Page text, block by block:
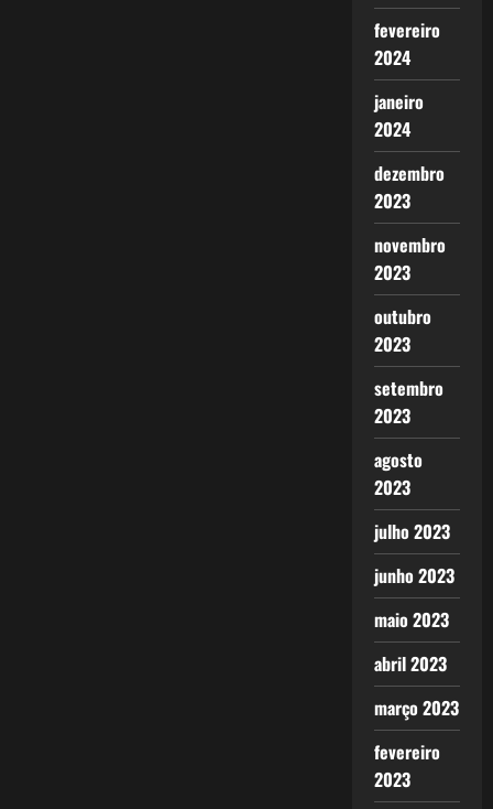
fevereiro
2024
janeiro
2024
dezembro
2023
novembro
2023
outubro
2023
setembro
2023
agosto
2023
julho 2023
junho 2023
maio 2023
abril 2023
março 2023
fevereiro
2023